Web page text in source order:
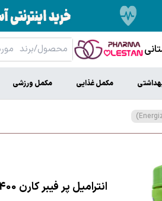
مکمل غذایی مکمل ورزشی
انترامیل پر فیبر کارن 400 گرم